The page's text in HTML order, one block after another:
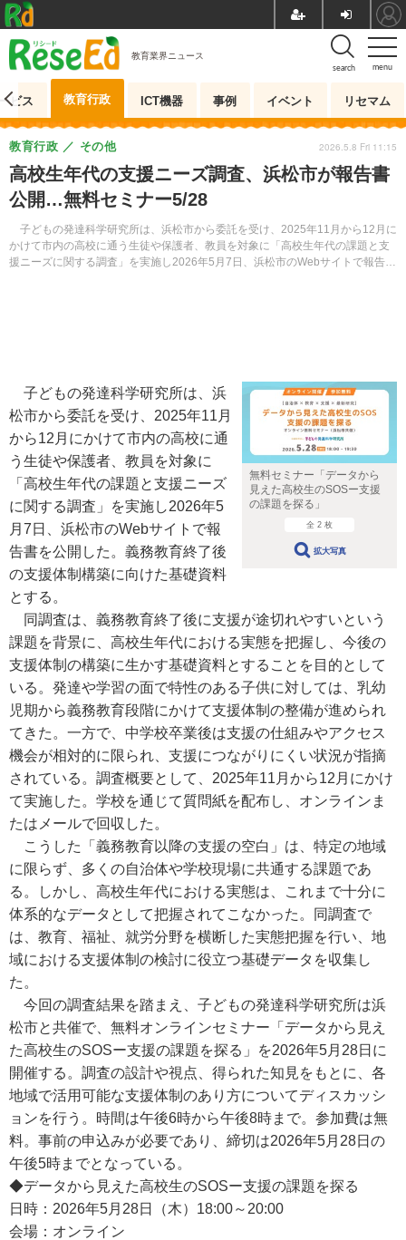
menu
search
教育業界ニュース
ビス 教育行政 ICT機器 事例 イベント リセマム
高校生年代の支援ニーズ調査、浜松市が報告書
公開…無料セミナー5/28
子どもの発達科学研究所は、浜松市から委託を受け、2025年11月から12月に
かけて市内の高校に通う生徒や保護者、教員を対象に「高校生年代の課題と支
援ニーズに関する調査」を実施し2026年5月7日、浜松市のWebサイトで報告書
教育行政 その他 2026.5.8 Fri 11:15
無料セミナー「データから
見えた高校生のSOSー支援
の課題を探る」
全 2 枚
拡大写真
子どもの発達科学研究所は、浜
松市から委託を受け、2025年11月
から12月にかけて市内の高校に通
う生徒や保護者、教員を対象に
「高校生年代の課題と支援ニーズ
に関する調査」を実施し2026年5
月7日、浜松市のWebサイトで報
告書を公開した。義務教育終了後
の支援体制構築に向けた基礎資料
とする。
同調査は、義務教育終了後に支援が途切れやすいという
課題を背景に、高校生年代における実態を把握し、今後の
支援体制の構築に生かす基礎資料とすることを目的として
いる。発達や学習の面で特性のある子供に対しては、乳幼
児期から義務教育段階にかけて支援体制の整備が進められ
てきた。一方で、中学校卒業後は支援の仕組みやアクセス
機会が相対的に限られ、支援につながりにくい状況が指摘
されている。調査概要として、2025年11月から12月にかけ
て実施した。学校を通じて質問紙を配布し、オンラインま
たはメールで回収した。
こうした「義務教育以降の支援の空白」は、特定の地域
に限らず、多くの自治体や学校現場に共通する課題であ
る。しかし、高校生年代における実態は、これまで十分に
体系的なデータとして把握されてこなかった。同調査で
は、教育、福祉、就労分野を横断した実態把握を行い、地
域における支援体制の検討に役立つ基礎データを収集し
た。
今回の調査結果を踏まえ、子どもの発達科学研究所は浜
松市と共催で、無料オンラインセミナー「データから見え
た高校生のSOSー支援の課題を探る」を2026年5月28日に
開催する。調査の設計や視点、得られた知見をもとに、各
地域で活用可能な支援体制のあり方についてディスカッシ
ョンを行う。時間は午後6時から午後8時まで。参加費は無
料。事前の申込みが必要であり、締切は2026年5月28日の
午後5時までとなっている。
◆データから見えた高校生のSOSー支援の課題を探る
日時：2026年5月28日（木）18:00～20:00
会場：オンライン